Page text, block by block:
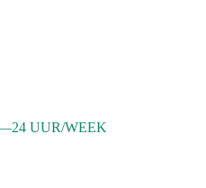
UUR/WEEK